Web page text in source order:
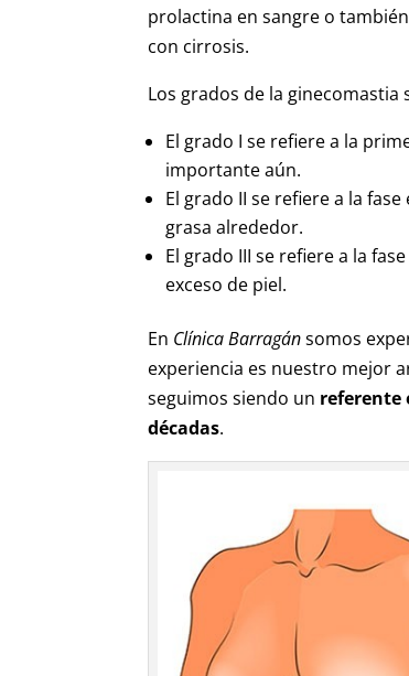
prolactina en sangre o
con cirrosis.
Los grados de la ginecomastia
El grado I se refiere a la
importante aún.
El grado II se refiere a la
grasa alrededor.
El grado III se refiere a la
exceso de piel.
En Clínica Barragánsomos
experiencia es nuestro mejor
seguimos siendo un referente
décadas.